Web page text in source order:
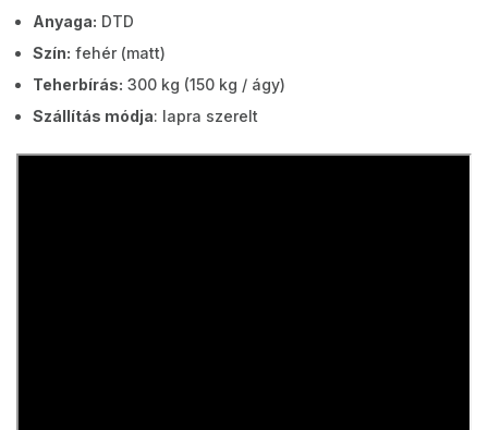
Anyaga: DTD
Szín: fehér (matt)
Teherbírás: 300 kg (150 kg / ágy)
Szállítás módja: lapra szerelt